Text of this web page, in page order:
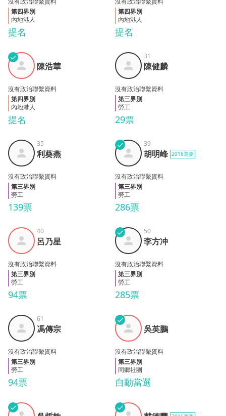
提名
第四界別
內地港人
提名
第四界別
內地港人
陳浩
華
✓
提名
陳浩華
沒有政治聯繫資料
第四界別
內地港人
陳健
麟
29票
31
陳健麟
沒有政治聯繫資料
第三界別
勞工
利葵
燕
139票
35
利葵燕
沒有政治聯繫資料
第三界別
勞工
胡明
峰
✓
286票
39
胡明峰 2016選委
沒有政治聯繫資料
第三界別
勞工
呂乃
星
94票
40
呂乃星
沒有政治聯繫資料
第三界別
勞工
李方
冲
✓
285票
50
李方冲
沒有政治聯繫資料
第三界別
勞工
馮傳
宗
94票
61
馮傳宗
沒有政治聯繫資料
第三界別
勞工
吳英
鵬
✓
自動當選
吳英鵬
沒有政治聯繫資料
第三界別
同鄉社團
吳哲
✓
戴德
✓